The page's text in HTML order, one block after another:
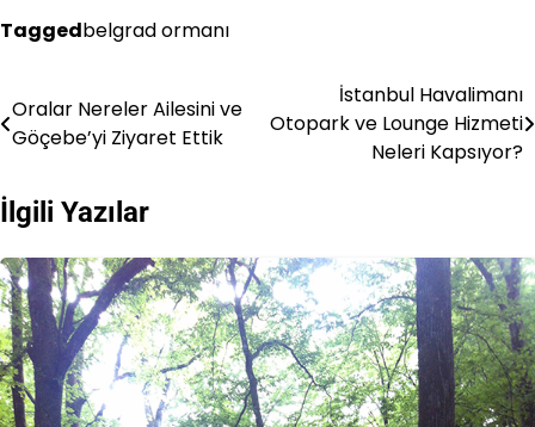
Taggedbelgrad ormanı
Yazı
gezinmesi
Oralar Nereler Ailesini ve
Göçebe’yi Ziyaret Ettik
İstanbul Havalimanı
Otopark ve Lounge Hizmeti
Neleri Kapsıyor?
İlgili Yazılar